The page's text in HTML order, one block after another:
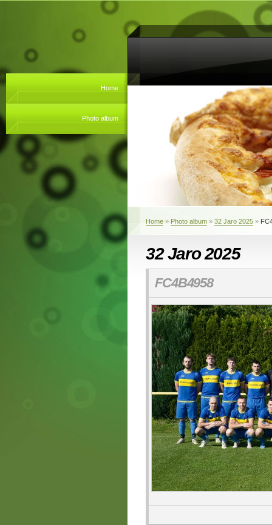
Home
Photo album
Home » Photo album » 32 Jaro 2025 »
32 Jaro 2025
FC4B4958